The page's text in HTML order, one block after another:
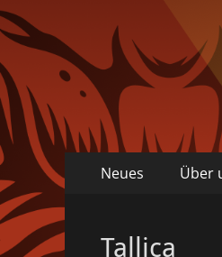
Primäres
Inhalt
Neues Über
Tallica